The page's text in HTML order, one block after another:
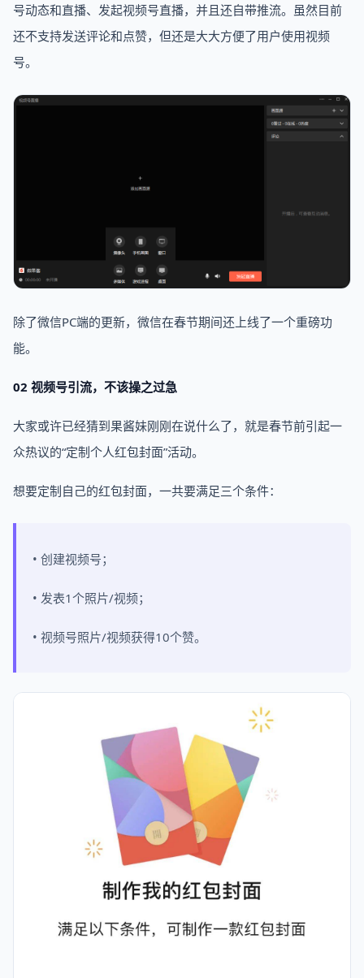
号动态和直播、发起视频号直播，并且还自带推流。虽然目前
还不支持发送评论和点赞，但还是大大方便了用户使用视频
号。
除了微信PC端的更新，微信在春节期间还上线了一个重磅功
能。
02 视频号引流，不该操之过急
大家或许已经猜到果酱妹刚刚在说什么了，就是春节前引起一
众热议的“定制个人红包封面”活动。
想要定制自己的红包封面，一共要满足三个条件：
• 创建视频号；
• 发表1个照片/视频；
• 视频号照片/视频获得10个赞。